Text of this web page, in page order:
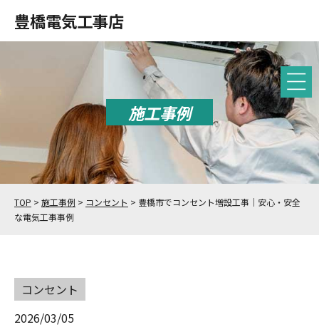
豊橋電気工事店
施工事例
TOP > 施工事例 > コンセント > 豊橋市でコンセント増設工事｜安心・安全
な電気工事事例
コンセント
2026/03/05